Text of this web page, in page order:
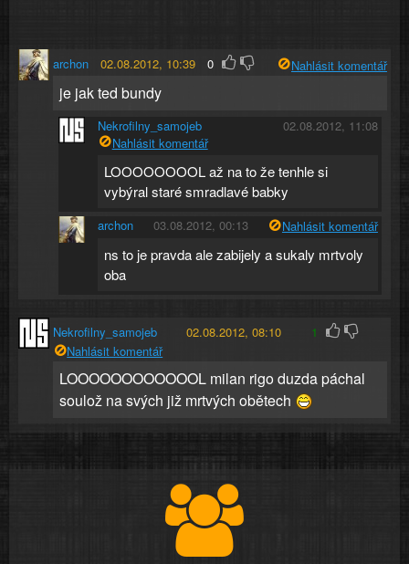
archon 02.08.2012, 10:39 0 Nahlásit komentář
je jak ted bundy
Nekrofilny_samojeb
02.08.2012, 11:08
Nahlásit komentář
LOOOOOOOOL až na to že tenhle si
vybýral staré smradlavé babky
archon 03.08.2012, 00:13 Nahlásit komentář
ns to je pravda ale zabijely a sukaly mrtvoly
oba
Nekrofilny_samojeb 02.08.2012, 08:10
1
Nahlásit komentář
LOOOOOOOOOOOOL milan rigo duzda páchal
soulož na svých již mrtvých obětech